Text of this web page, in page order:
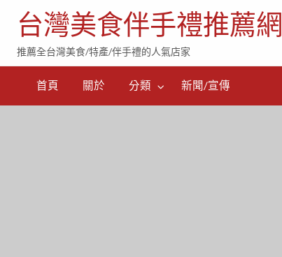
台灣美食伴手禮推薦網
推薦全台灣美食/特產/伴手禮的人氣店家
首頁 關於 分類 新聞/宣傳